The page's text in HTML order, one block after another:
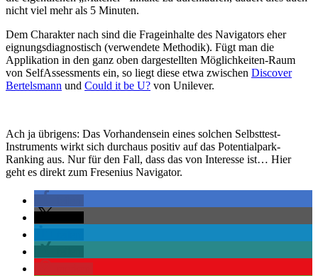
nicht viel mehr als 5 Minuten.
Dem Charakter nach sind die Frageinhalte des Navigators eher
eignungsdiagnostisch (verwendete Methodik). Fügt man die
Applikation in den ganz oben dargestellten Möglichkeiten-Raum
von SelfAssessments ein, so liegt diese etwa zwischen Discover
Bertelsmann und Could it be U? von Unilever.
Ach ja übrigens: Das Vorhandensein eines solchen Selbsttest-
Instruments wirkt sich durchaus positiv auf das Potentialpark-
Ranking aus. Nur für den Fall, dass das von Interesse ist… Hier
geht es direkt zum Fresenius Navigator.